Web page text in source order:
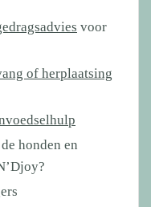
voor
of herplaatsing
honden en